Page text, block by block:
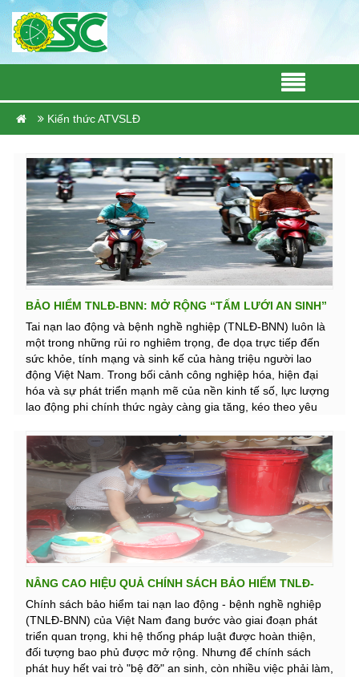
Kiến thức ATVSLĐ
BẢO HIỂM TNLĐ-BNN: MỞ RỘNG “TẤM LƯỚI AN SINH”
CHO LAO ĐỘNG PHI CHÍNH THỨC
Tai nạn lao động và bệnh nghề nghiệp (TNLĐ-BNN) luôn là
một trong những rủi ro nghiêm trọng, đe dọa trực tiếp đến
sức khỏe, tính mạng và sinh kế của hàng triệu người lao
động Việt Nam. Trong bối cảnh công nghiệp hóa, hiện đại
hóa và sự phát triển mạnh mẽ của nền kinh tế số, lực lượng
lao động phi chính thức ngày càng gia tăng, kéo theo yêu
không để ai bị bỏ lại phía sau. Việc ban hành Nghị định
143/2024/NĐ-CP, có hiệu lực từ ngày 1/1/2025, lần đầu tiên
thiết lập cơ chế bảo hiểm tai nạn lao động theo hình thức tự
nguyện dành cho người lao động không có hợp đồng, được
xem là bước ngoặt quan trọng trong việc mở rộng “tấm lưới
an sinh” quốc gia.
NÂNG CAO HIỆU QUẢ CHÍNH SÁCH BẢO HIỂM TNLĐ-
BNN TRONG GIAI ĐOẠN MỚI
Chính sách bảo hiểm tai nạn lao động - bệnh nghề nghiệp
(TNLĐ-BNN) của Việt Nam đang bước vào giai đoạn phát
triển quan trọng, khi hệ thống pháp luật được hoàn thiện,
đối tượng bao phủ được mở rộng. Nhưng để chính sách
phát huy hết vai trò "bệ đỡ" an sinh, còn nhiều việc phải làm,